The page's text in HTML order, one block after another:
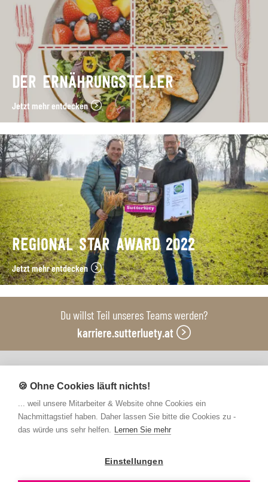
DER ERNÄHRUNGSTELLER
Jetzt mehr entdecken
REGIONAL STAR AWARD 2022
Jetzt mehr entdecken
Du willst Teil unseres Teams werden?
karriere.sutterluety.at
Unsere Produktionsbetriebe
Newsletter abonnieren
🍪 Ohne Cookies läuft nichts!
... weil unsere Mitarbeiter & Website ohne Cookies ein
Nachmittagstief haben. Daher lassen Sie bitte die Cookies zu -
das würde uns sehr helfen. Lernen Sie mehr
Einstellungen